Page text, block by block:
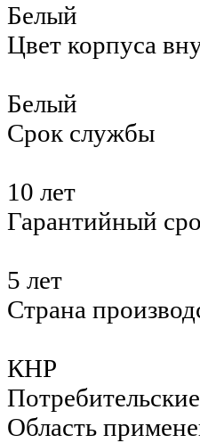
Белый
Цвет корпуса
Белый
Срок службы
10 лет
Гарантийный
5 лет
Страна
КНР
Потребительские
Область